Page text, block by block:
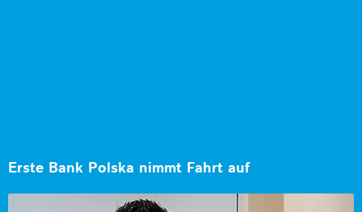
Erste Bank Polska nimmt Fahrt auf